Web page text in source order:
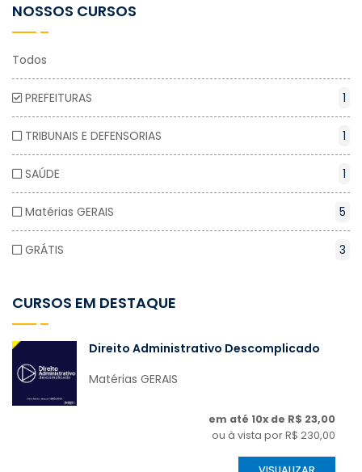
NOSSOS CURSOS
Todos
PREFEITURAS 1
TRIBUNAIS E DEFENSORIAS 1
SAÚDE 1
Matérias GERAIS 5
GRÁTIS 3
CURSOS EM DESTAQUE
Direito Administrativo Descomplicado
Matérias GERAIS
em até 10x de R$ 23,00
ou à vista por R$ 230,00